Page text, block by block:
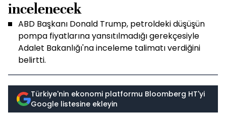
incelenecek
ABD Başkanı Donald Trump, petroldeki düşüşün
pompa fiyatlarına yansıtılmadığı gerekçesiyle
Adalet Bakanlığı'na inceleme talimatı verdiğini
belirtti.
Türkiye'nin ekonomi platformu Bloomberg HT'yi
Google listesine ekleyin